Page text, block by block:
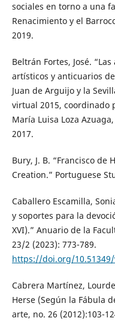
sociales en torno a una
Renacimiento y el
2019.
Beltrán Fortes, José.
artísticos y anticuarios
Juan de Arguijo y la
virtual 2015, coordinado
María Luisa Loza
2017.
Bury, J. B. “Francisco
Creation.” Portuguese
Caballero Escamilla,
y soportes para la
XVI).” Anuario de la
23/2 (2023): 773-789.
https://doi.org/10.51349/
Cabrera Martínez,
Herse (Según la Fábula
arte, no. 26 (2012):103-